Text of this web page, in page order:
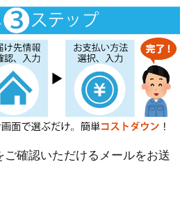
ご確認いただけるメールをお送